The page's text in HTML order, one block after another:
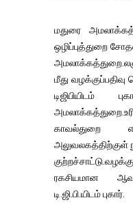
மதுரை
ஒழிப்புத்துறை
மீது
டிஜிபியிடம்
காவல்துறை
ரகசியமான
டி.ஜி.பி.யிடம் புகார்.